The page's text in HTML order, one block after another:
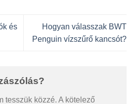
és
Hogyan válasszak BWT
Penguin vízszűrő kancsót?
tesszük közzé. A kötelező